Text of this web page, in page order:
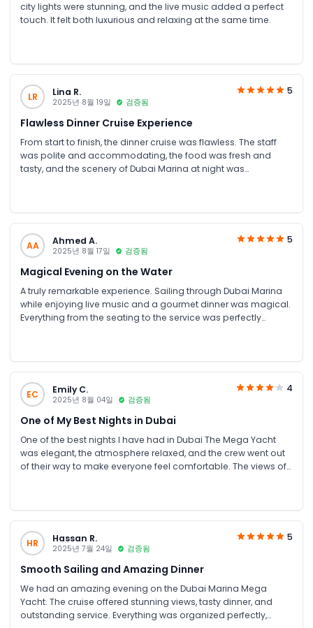
city lights were stunning, and the live music added a perfect
touch. It felt both luxurious and relaxing at the same time.
LR Lina R.
2025년 8월 19일 검증됨
5
Flawless Dinner Cruise Experience
From start to finish, the dinner cruise was flawless. The staff
was polite and accommodating, the food was fresh and
tasty, and the scenery of Dubai Marina at night was
AA Ahmed A.
2025년 8월 17일 검증됨
5
Magical Evening on the Water
A truly remarkable experience. Sailing through Dubai Marina
while enjoying live music and a gourmet dinner was magical.
Everything from the seating to the service was perfectly
EC Emily C.
2025년 8월 04일 검증됨
4
One of My Best Nights in Dubai
One of the best nights I have had in Dubai The Mega Yacht
was elegant, the atmosphere relaxed, and the crew went out
of their way to make everyone feel comfortable. The views of
HR Hassan R.
2025년 7월 24일 검증됨
5
Smooth Sailing and Amazing Dinner
We had an amazing evening on the Dubai Marina Mega
Yacht. The cruise offered stunning views, tasty dinner, and
outstanding service. Everything was organized perfectly,